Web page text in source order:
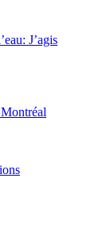
J’agis